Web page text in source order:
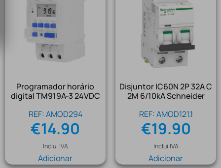
Programador horário
digital TM919A-3 24VDC
REF: AMOD294
€14.90
Inclui IVA
Adicionar
Disjuntor IC60N 2P 32A C
2M 6/10kA Schneider
REF: AMOD121.1
€19.90
Inclui IVA
Adicionar